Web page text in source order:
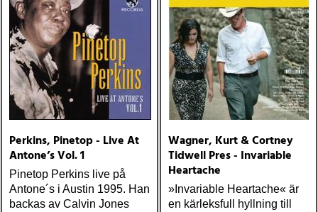
Perkins, Pinetop - Live At
Antone’s Vol. 1
Pinetop Perkins live på
Antone´s i Austin 1995. Han
backas av Calvin Jones
Wagner, Kurt & Cortney
Tidwell Pres - Invariable
Heartache
»Invariable Heartache« är
en kärleksfull hyllning till